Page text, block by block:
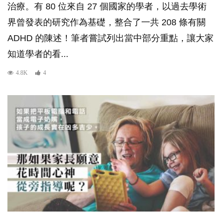
治療。有 80 位來自 27 個國家的學者，以過去學術
界曾發表的研究作為基礎，整合了一共 208 條有關
ADHD 的陳述！筆者嘗試列出當中部分重點，讓大家
知道學者的看...
4.8K 4